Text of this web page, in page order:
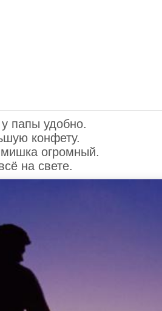
папы удобно.
конфету.
огромный.
на свете.